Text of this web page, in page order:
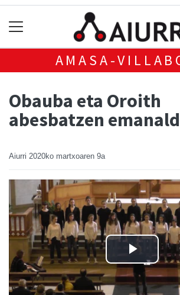
AMASA-
Obauba eta Oroith
abesbatzen
Aiurri 2020ko martxoaren 9a